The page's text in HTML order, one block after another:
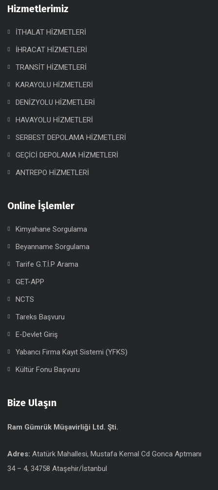
Hizmetlerimiz
İTHALAT HİZMETLERİ
İHRACAT HİZMETLERİ
TRANSİT HİZMETLERİ
KARAYOLU HİZMETLERİ
DENİZYOLU HİZMETLERİ
HAVAYOLU HİZMETLERİ
SERBEST DEPOLAMA HİZMETLERİ
GEÇİCİ DEPOLAMA HİZMETLERİ
ANTREPO HİZMETLERİ
Online İşlemler
Kimyahane Sorgulama
Beyanname Sorgulama
Tarife G.T.İ.P Arama
GET-APP
NCTS
Tareks Başvuru
E-Devlet Giriş
Yabancı Firma Kayıt Sistemi (YFKS)
Kültür Fonu Başvuru
Bize Ulaşın
Ram Gümrük Müşavirliği Ltd. Şti.
Adres: Atatürk Mahallesi, Mustafa Kemal Cd Gonca Aptmanı
34 – 4, 34758 Ataşehir/İstanbul